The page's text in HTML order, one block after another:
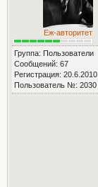
Еж-авторитет
Группа: Пользователи
Сообщений: 67
Регистрация: 20.6.2010
Пользователь №: 2030